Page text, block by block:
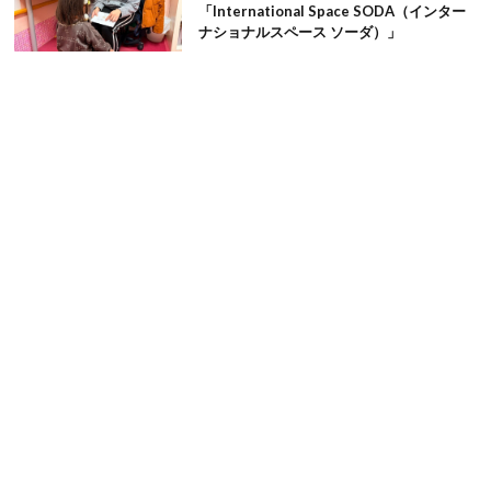
「International Space SODA（インター
ナショナルスペース ソーダ）」